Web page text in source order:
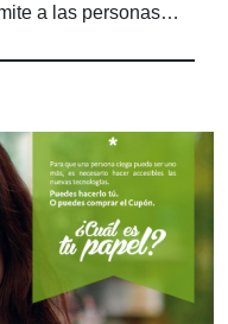
a las personas